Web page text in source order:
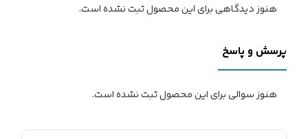
هنوز دیدگاهی برای این محصول ثبت نشده است.
پرسش و پاسخ
هنوز سوالی برای این محصول ثبت نشده است.